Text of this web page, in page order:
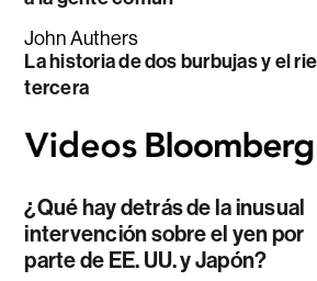
John Authers
La historia de dos burbujas y el
tercera
¿Qué hay detrás de la inusual
intervención sobre el yen por
parte de EE. UU. y Japón?